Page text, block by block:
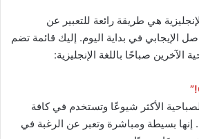
هي طريقة رائعة للتعبير عن
الإيجابي في بداية اليوم. إليك قائمة تضم
صباحًا باللغة الإنجليزية:
الأكثر شيوعًا وتستخدم في كافة
إنها بسيطة ومباشرة وتعبر عن الرغبة في